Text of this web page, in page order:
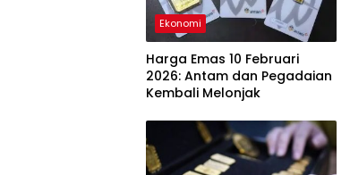
Ekonomi
Harga Emas 10 Februari
2026: Antam dan Pegadaian
Kembali Melonjak